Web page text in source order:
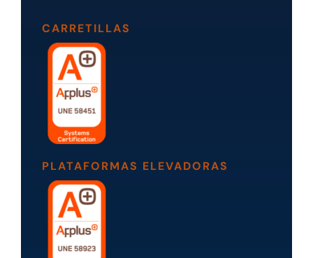
CARRETILLAS
PLATAFORMAS ELEVADORAS